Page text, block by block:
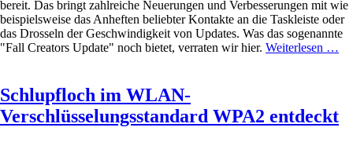
bereit. Das bringt zahlreiche Neuerungen und Verbesserungen mit wie
beispielsweise das Anheften beliebter Kontakte an die Taskleiste oder
das Drosseln der Geschwindigkeit von Updates. Was das sogenannte
"Fall Creators Update" noch bietet, verraten wir hier. Weiterlesen …
Schlupfloch im WLAN-
Verschlüsselungsstandard WPA2 entdeckt